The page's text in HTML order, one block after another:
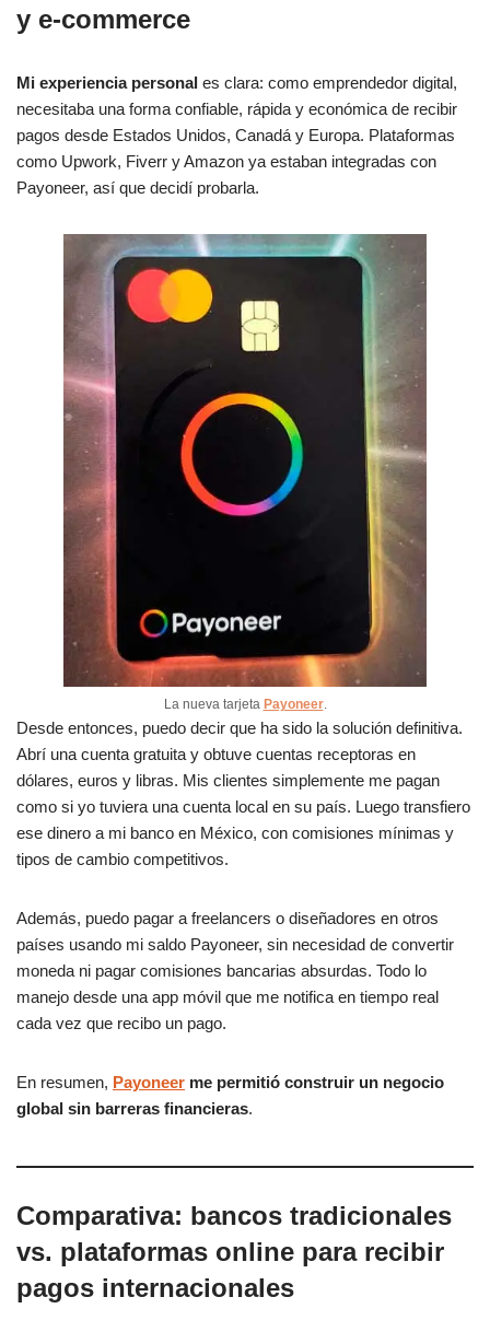
y e-commerce
Mi experiencia personal es clara: como emprendedor digital,
necesitaba una forma confiable, rápida y económica de recibir
pagos desde Estados Unidos, Canadá y Europa. Plataformas
como Upwork, Fiverr y Amazon ya estaban integradas con
Payoneer, así que decidí probarla.
La nueva tarjeta Payoneer.
Desde entonces, puedo decir que ha sido la solución definitiva.
Abrí una cuenta gratuita y obtuve cuentas receptoras en
dólares, euros y libras. Mis clientes simplemente me pagan
como si yo tuviera una cuenta local en su país. Luego transfiero
ese dinero a mi banco en México, con comisiones mínimas y
tipos de cambio competitivos.
Además, puedo pagar a freelancers o diseñadores en otros
países usando mi saldo Payoneer, sin necesidad de convertir
moneda ni pagar comisiones bancarias absurdas. Todo lo
manejo desde una app móvil que me notifica en tiempo real
cada vez que recibo un pago.
En resumen, Payoneer me permitió construir un negocio
global sin barreras financieras.
Comparativa: bancos tradicionales
vs. plataformas online para recibir
pagos internacionales